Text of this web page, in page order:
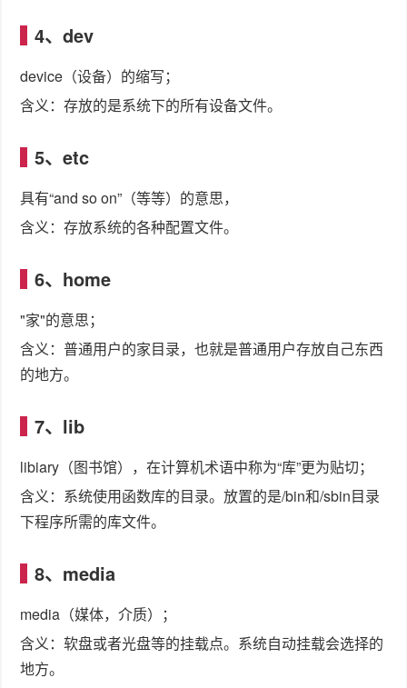
4、dev
device（设备）的缩写；
含义：存放的是系统下的所有设备文件。
5、etc
具有“and so on”（等等）的意思，
含义：存放系统的各种配置文件。
6、home
"家"的意思；
含义：普通用户的家目录，也就是普通用户存放自己东西
的地方。
7、lib
libiary（图书馆），在计算机术语中称为“库”更为贴切；
含义：系统使用函数库的目录。放置的是/bin和/sbin目录
下程序所需的库文件。
8、media
media（媒体，介质）；
含义：软盘或者光盘等的挂载点。系统自动挂载会选择的
地方。